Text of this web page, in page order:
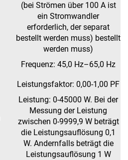
(bei Strömen über 100 A ist
ein Stromwandler
erforderlich, der separat
bestellt werden muss) bestellt
werden muss)
Frequenz: 45,0 Hz–65,0 Hz
Leistungsfaktor: 0,00-1,00 PF
Leistung: 0-45000 W. Bei der
Messung der Leistung
zwischen 0-9999,9 W beträgt
die Leistungsauflösung 0,1
W. Andernfalls beträgt die
Leistungsauflösung 1 W